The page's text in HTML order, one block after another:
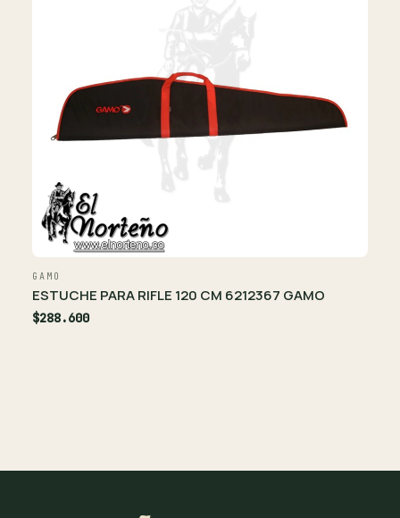
GAMO
ESTUCHE PARA RIFLE 120 CM 6212367 GAMO
$288.600